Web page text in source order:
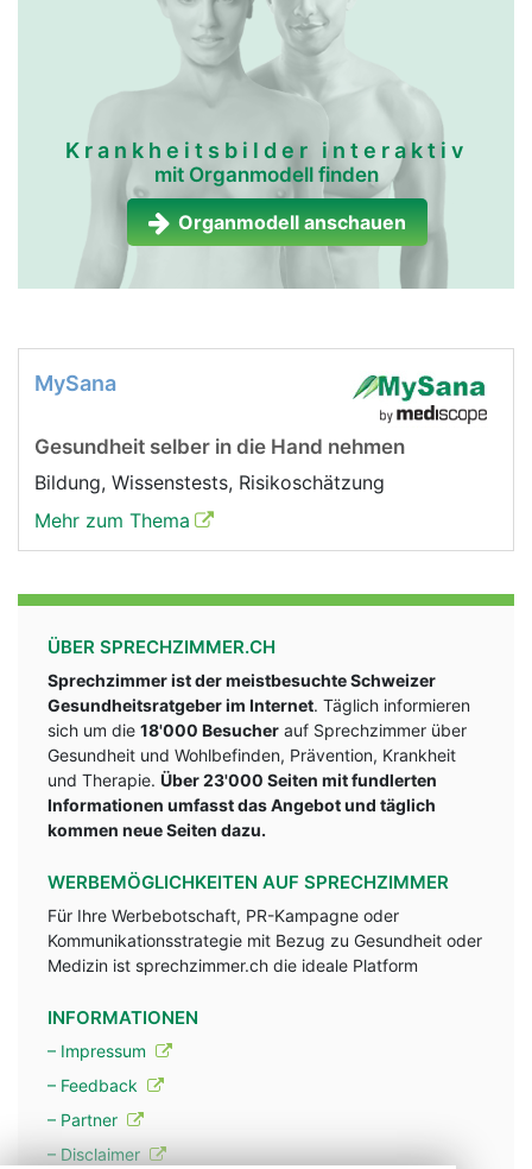
Krankheitsbilder interaktiv
mit Organmodell finden
Organmodell anschauen
MySana
Gesundheit selber in die Hand nehmen
Bildung, Wissenstests, Risikoschätzung
Mehr zum Thema
ÜBER SPRECHZIMMER.CH
Sprechzimmer ist der meistbesuchte Schweizer
Gesundheitsratgeber im Internet. Täglich informieren
sich um die 18'000 Besucher auf Sprechzimmer über
Gesundheit und Wohlbefinden, Prävention, Krankheit
und Therapie. Über 23'000 Seiten mit fundlerten
Informationen umfasst das Angebot und täglich
kommen neue Seiten dazu.
WERBEMÖGLICHKEITEN AUF SPRECHZIMMER
Für Ihre Werbebotschaft, PR-Kampagne oder
Kommunikationsstrategie mit Bezug zu Gesundheit oder
Medizin ist sprechzimmer.ch die ideale Platform
INFORMATIONEN
– Impressum
– Feedback
– Partner
– Disclaimer